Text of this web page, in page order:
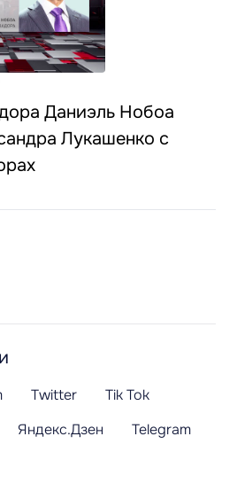
Даниэль Нобоа
Лукашенко с
Twitter
Tik Tok
Яндекс.Дзен
Telegram